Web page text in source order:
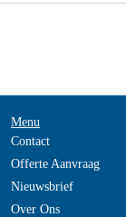
Menu
Contact
Offerte Aanvraag
Nieuwsbrief
Over Ons